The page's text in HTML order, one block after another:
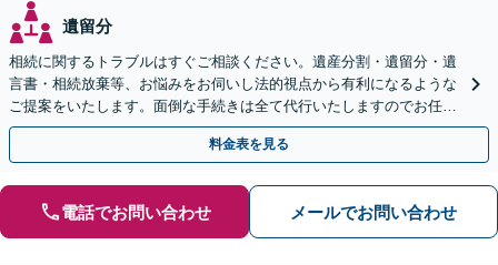
遺留分
相続に関するトラブルはすぐご相談ください。遺産分割・遺留分・遺
言書・相続放棄等、お悩みをお伺いし法的視点から有利になるような
ご提案をいたします。面倒な手続きは全て代行いたしますのでお任せ
ください！【JR相模原駅徒歩12分】
料金表を見る
電話でお問い合わせ メールでお問い合わせ